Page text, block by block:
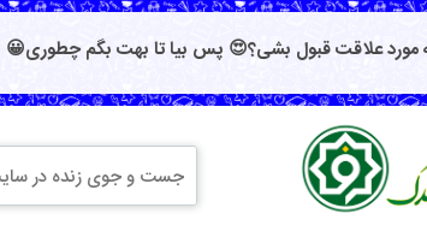
مورد علاقت قبول بشی؟😍 پس بیا تا بهت بگم چطوری😀